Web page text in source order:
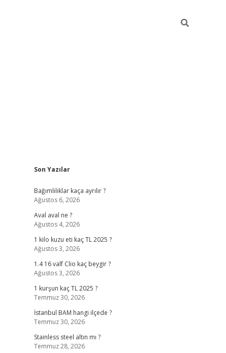
Sidebar
Son Yazılar
Bağımlılıklar kaça ayrılır ?
Ağustos 6, 2026
Aval aval ne ?
Ağustos 4, 2026
1 kilo kuzu eti kaç TL 2025 ?
Ağustos 3, 2026
1.4 16 valf Clio kaç beygir ?
Ağustos 3, 2026
1 kurşun kaç TL 2025 ?
Temmuz 30, 2026
İstanbul BAM hangi ilçede ?
Temmuz 30, 2026
Stainless steel altın mı ?
Temmuz 28, 2026